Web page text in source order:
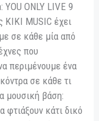
YOU ONLY LIVE 9
KIKI MUSIC έχει
σε κάθε μία από
που
περιμένουμε ένα
σε κάθε τι
μουσική βάση:
φτιάξουν κάτι δικό